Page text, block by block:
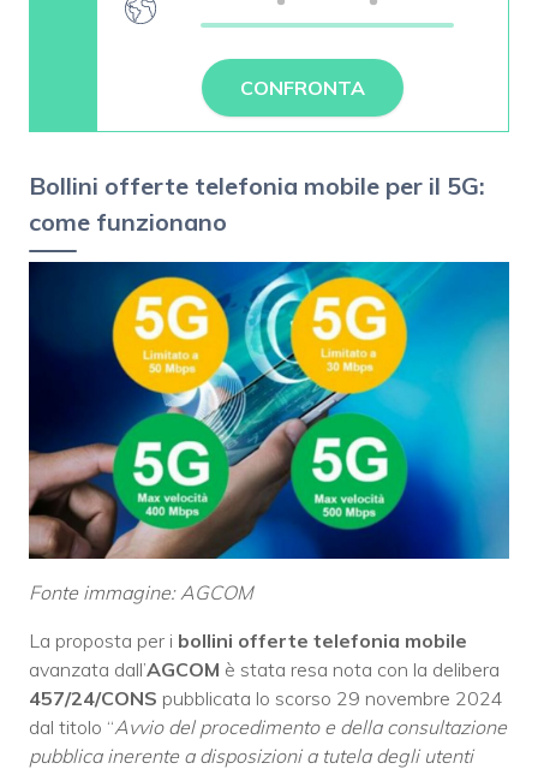
CONFRONTA
Bollini offerte telefonia mobile per il 5G:
come funzionano
Fonte immagine: AGCOM
La proposta per i bollini offerte telefonia mobile
avanzata dall’AGCOM è stata resa nota con la delibera
457/24/CONS pubblicata lo scorso 29 novembre 2024
dal titolo “Avvio del procedimento e della consultazione
pubblica inerente a disposizioni a tutela degli utenti